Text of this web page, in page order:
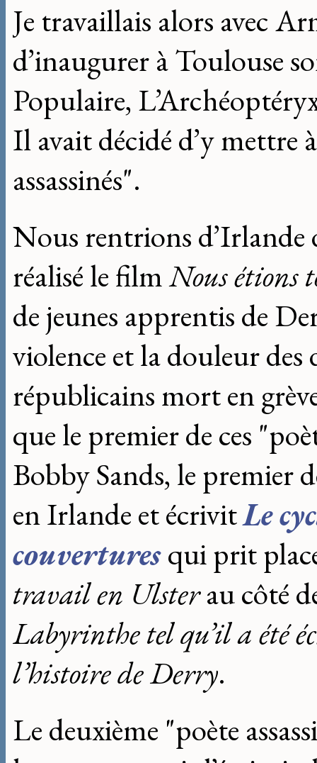
Je travaillais alors avec
d’inaugurer à Toulouse
Populaire,
Il avait décidé d’y mettre
assassinés".
Nous rentrions
réalisé le filmNous étions
de jeunes apprentis de
violence et la douleur
républicains mort en
que le premier de ces
Bobby Sands, le premier
en Irlande et écrivitLe
couverturesqui prit
travail en Ulsterau côté
Labyrinthe tel qu’il a été
l’histoire de Derry.
Le deuxième "poète